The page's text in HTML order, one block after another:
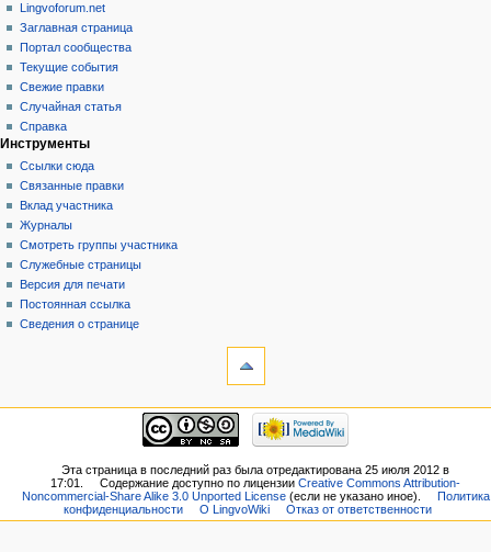
Lingvoforum.net
Заглавная страница
Портал сообщества
Текущие события
Свежие правки
Случайная статья
Справка
Инструменты
Ссылки сюда
Связанные правки
Вклад участника
Журналы
Смотреть группы участника
Служебные страницы
Версия для печати
Постоянная ссылка
Сведения о странице
Эта страница в последний раз была отредактирована 25 июля 2012 в
17:01.
Содержание доступно по лицензииCreative Commons Attribution-
Noncommercial-Share Alike 3.0 Unported License(если не указано иное).
Политика
конфиденциальности
О LingvoWiki Отказ от ответственности